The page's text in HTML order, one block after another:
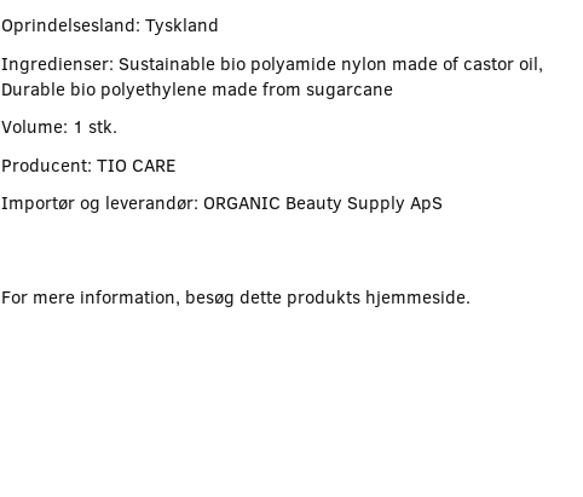
Oprindelsesland: Tyskland
Ingredienser: Sustainable bio polyamide nylon made of castor oil,
Durable bio polyethylene made from sugarcane
Volume: 1 stk.
Producent: TIO CARE
Importør og leverandør: ORGANIC Beauty Supply ApS
For mere information, besøg dette produkts hjemmeside.